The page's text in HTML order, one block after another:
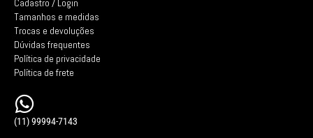
Cadastro / Login
Tamanhos e medidas
Trocas e devoluções
Dúvidas frequentes
Política de privacidade
Política de frete
(11) 99994-7143